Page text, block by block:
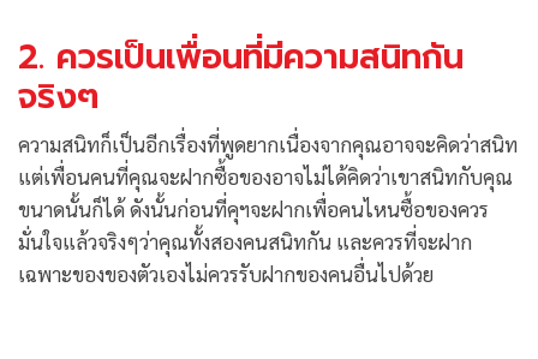
2. ควรเป็นเพื่อนที่มีความสนิทกัน
จริงๆ
ความสนิทก็เป็นอีกเรื่องที่พูดยากเนื่องจากคุณอาจจะคิดว่าสนิท
แต่เพื่อนคนที่คุณจะฝากซื้อของอาจไม่ได้คิดว่าเขาสนิทกับคุณ
ขนาดนั้นก็ได้ ดังนั้นก่อนที่คุฯจะฝากเพื่อคนไหนซื้อของควร
มั่นใจแล้วจริงๆว่าคุณทั้งสองคนสนิทกัน และควรที่จะฝาก
เฉพาะของของตัวเองไม่ควรรับฝากของคนอื่นไปด้วย